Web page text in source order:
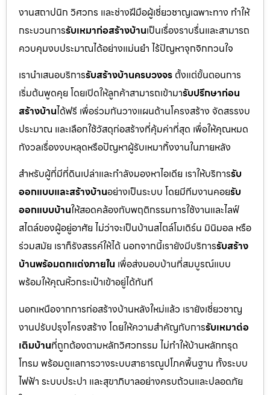
งานสถาปนิก วิศวกร และช่างฝีมือผู้เชี่ยวชาญเฉพาะทาง ทำให้
กระบวนการรับเหมาก่อสร้างบ้านเป็นเรื่องราบรื่นและสามารถ
ควบคุมงบประมาณได้อย่างแม่นยำ ไร้ปัญหาจุกจิกกวนใจ
เรานำเสนอบริการรับสร้างบ้านครบวงจร ตั้งแต่ขั้นตอนการ
เริ่มต้นพูดคุย โดยเปิดให้ลูกค้าสามารถเข้ามารับปรึกษาก่อน
สร้างบ้านได้ฟรี เพื่อร่วมกันวางแผนด้านโครงสร้าง จัดสรรงบ
ประมาณ และเลือกใช้วัสดุก่อสร้างที่คุ้มค่าที่สุด เพื่อให้คุณหมด
กังวลเรื่องงบหลุดหรือปัญหาผู้รับเหมาทิ้งงานในภายหลัง
สำหรับผู้ที่มีที่ดินเปล่าและกำลังมองหาไอเดีย เราให้บริการรับ
ออกแบบและสร้างบ้านอย่างเป็นระบบ โดยมีทีมงานคอยรับ
ออกแบบบ้านให้สอดคล้องกับพฤติกรรมการใช้งานและไลฟ์
สไตล์ของผู้อยู่อาศัย ไม่ว่าจะเป็นบ้านสไตล์โมเดิร์น มินิมอล หรือ
ร่วมสมัย เราก็รังสรรค์ให้ได้ นอกจากนี้เรายังมีบริการรับสร้าง
บ้านพร้อมตกแต่งภายใน เพื่อส่งมอบบ้านที่สมบูรณ์แบบ
พร้อมให้คุณหิ้วกระเป๋าเข้าอยู่ได้ทันที
นอกเหนือจากการก่อสร้างบ้านหลังใหม่แล้ว เรายังเชี่ยวชาญ
งานปรับปรุงโครงสร้าง โดยให้ความสำคัญกับการรับเหมาต่อ
เติมบ้านที่ถูกต้องตามหลักวิศวกรรม ไม่ทำให้บ้านหลักทรุด
โทรม พร้อมดูแลการวางระบบสาธารณูปโภคพื้นฐาน ทั้งระบบ
ไฟฟ้า ระบบประปา และสุขาภิบาลอย่างครบถ้วนและปลอดภัย